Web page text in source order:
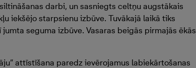
darbi, un sasniegts celtņu augstākais
iekšējo starpsienu izbūve. Tuvākajā laikā tiks
seguma izbūve. Vasaras beigās pirmajās ēkās
attīstīšana paredz ievērojamus labiekārtošanas